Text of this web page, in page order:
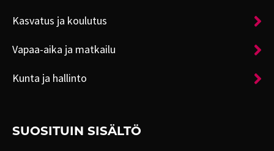
Kasvatus ja koulutus
Vapaa-aika ja matkailu
Kunta ja hallinto
SUOSITUIN SISÄLTÖ